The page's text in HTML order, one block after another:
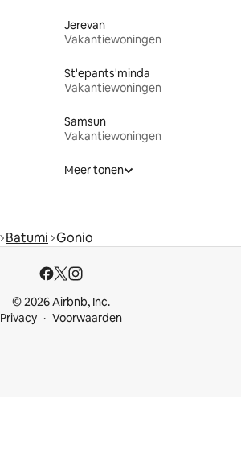
Jerevan
Vakantiewoningen
St'epants'minda
Vakantiewoningen
Samsun
Vakantiewoningen
Meer tonen
Batumi Gonio
© 2026 Airbnb, Inc.
Privacy
Voorwaarden